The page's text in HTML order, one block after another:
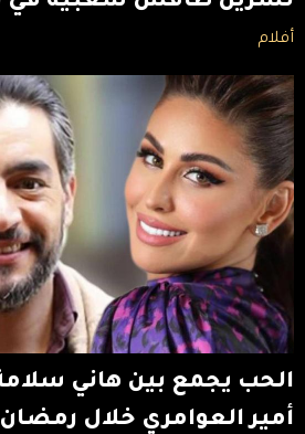
أفلام
الحب يجمع بين هاني
أمير العوامري خلال رمضان